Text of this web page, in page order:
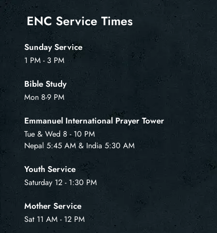
ENC Service Times
Sunday Service
1 PM - 3 PM
Bible Study
Mon 8-9 PM
Emmanuel International Prayer Tower
Tue & Wed 8 - 10 PM
Nepal 5:45 AM & India 5:30 AM
Youth Service
Saturday 12 - 1:30 PM
Mother Service
Sat 11 AM - 12 PM